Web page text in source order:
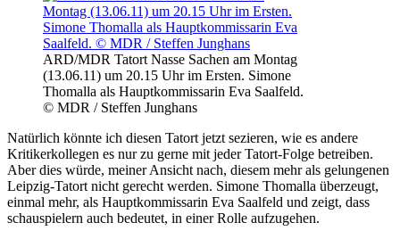
ARD/MDR Tatort Nasse Sachen am Montag
(13.06.11) um 20.15 Uhr im Ersten. Simone
Thomalla als Hauptkommissarin Eva Saalfeld.
© MDR / Steffen Junghans
Natürlich könnte ich diesen Tatort jetzt sezieren, wie es andere
Kritikerkollegen es nur zu gerne mit jeder Tatort-Folge betreiben.
Aber dies würde, meiner Ansicht nach, diesem mehr als gelungenen
Leipzig-Tatort nicht gerecht werden. Simone Thomalla überzeugt,
einmal mehr, als Hauptkommissarin Eva Saalfeld und zeigt, dass
schauspielern auch bedeutet, in einer Rolle aufzugehen.